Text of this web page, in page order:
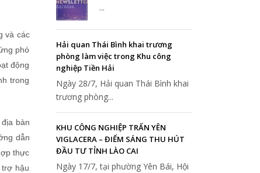
và các
phó
động
trong
bàn
dẫn
thực
hậu
...
Hải quan Thái Bình khai trương
phòng làm việc trong Khu công
nghiệp Tiền Hải
Ngày 28/7, Hải quan Thái Bình khai
trương phòng...
KHU CÔNG NGHIỆP TRẤN YÊN
VIGLACERA – ĐIỂM SÁNG THU HÚT
ĐẦU TƯ TỈNH LÀO CAI
Ngày 17/7, tại phường Yên Bái, Hội